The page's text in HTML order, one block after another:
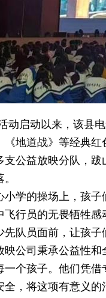
动启动以来，该县
《地道战》等经典
支公益放映分队，
小学的操场上，孩子
飞行员的无畏牺牲
队员面前，让孩子
映公司秉承公益性和
一个孩子。他们凭
全，将这项有意义